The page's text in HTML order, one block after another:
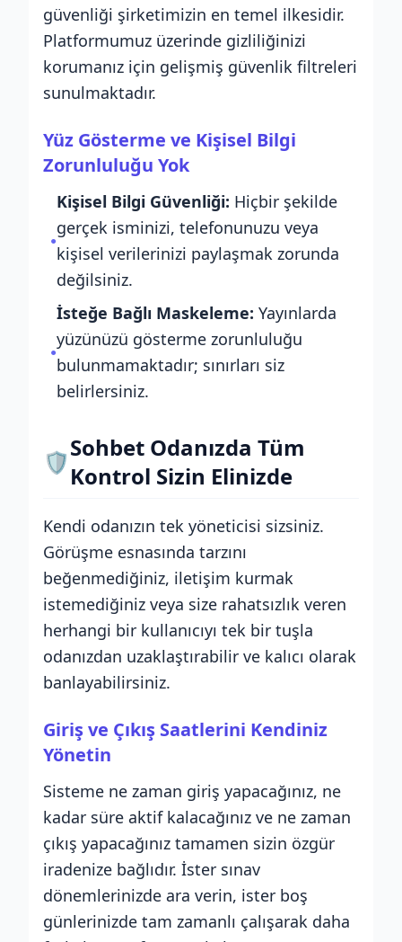
güvenliği şirketimizin en temel ilkesidir.
Platformumuz üzerinde gizliliğinizi
korumanız için gelişmiş güvenlik filtreleri
sunulmaktadır.
Yüz Gösterme ve Kişisel Bilgi
Zorunluluğu Yok
●
Kişisel Bilgi Güvenliği: Hiçbir şekilde
gerçek isminizi, telefonunuzu veya
kişisel verilerinizi paylaşmak zorunda
değilsiniz.
●
İsteğe Bağlı Maskeleme: Yayınlarda
yüzünüzü gösterme zorunluluğu
bulunmamaktadır; sınırları siz
belirlersiniz.
🛡️Sohbet Odanızda Tüm
Kontrol Sizin Elinizde
Kendi odanızın tek yöneticisi sizsiniz.
Görüşme esnasında tarzını
beğenmediğiniz, iletişim kurmak
istemediğiniz veya size rahatsızlık veren
herhangi bir kullanıcıyı tek bir tuşla
odanızdan uzaklaştırabilir ve kalıcı olarak
banlayabilirsiniz.
Giriş ve Çıkış Saatlerini Kendiniz
Yönetin
Sisteme ne zaman giriş yapacağınız, ne
kadar süre aktif kalacağınız ve ne zaman
çıkış yapacağınız tamamen sizin özgür
iradenize bağlıdır. İster sınav
dönemlerinizde ara verin, ister boş
günlerinizde tam zamanlı çalışarak daha